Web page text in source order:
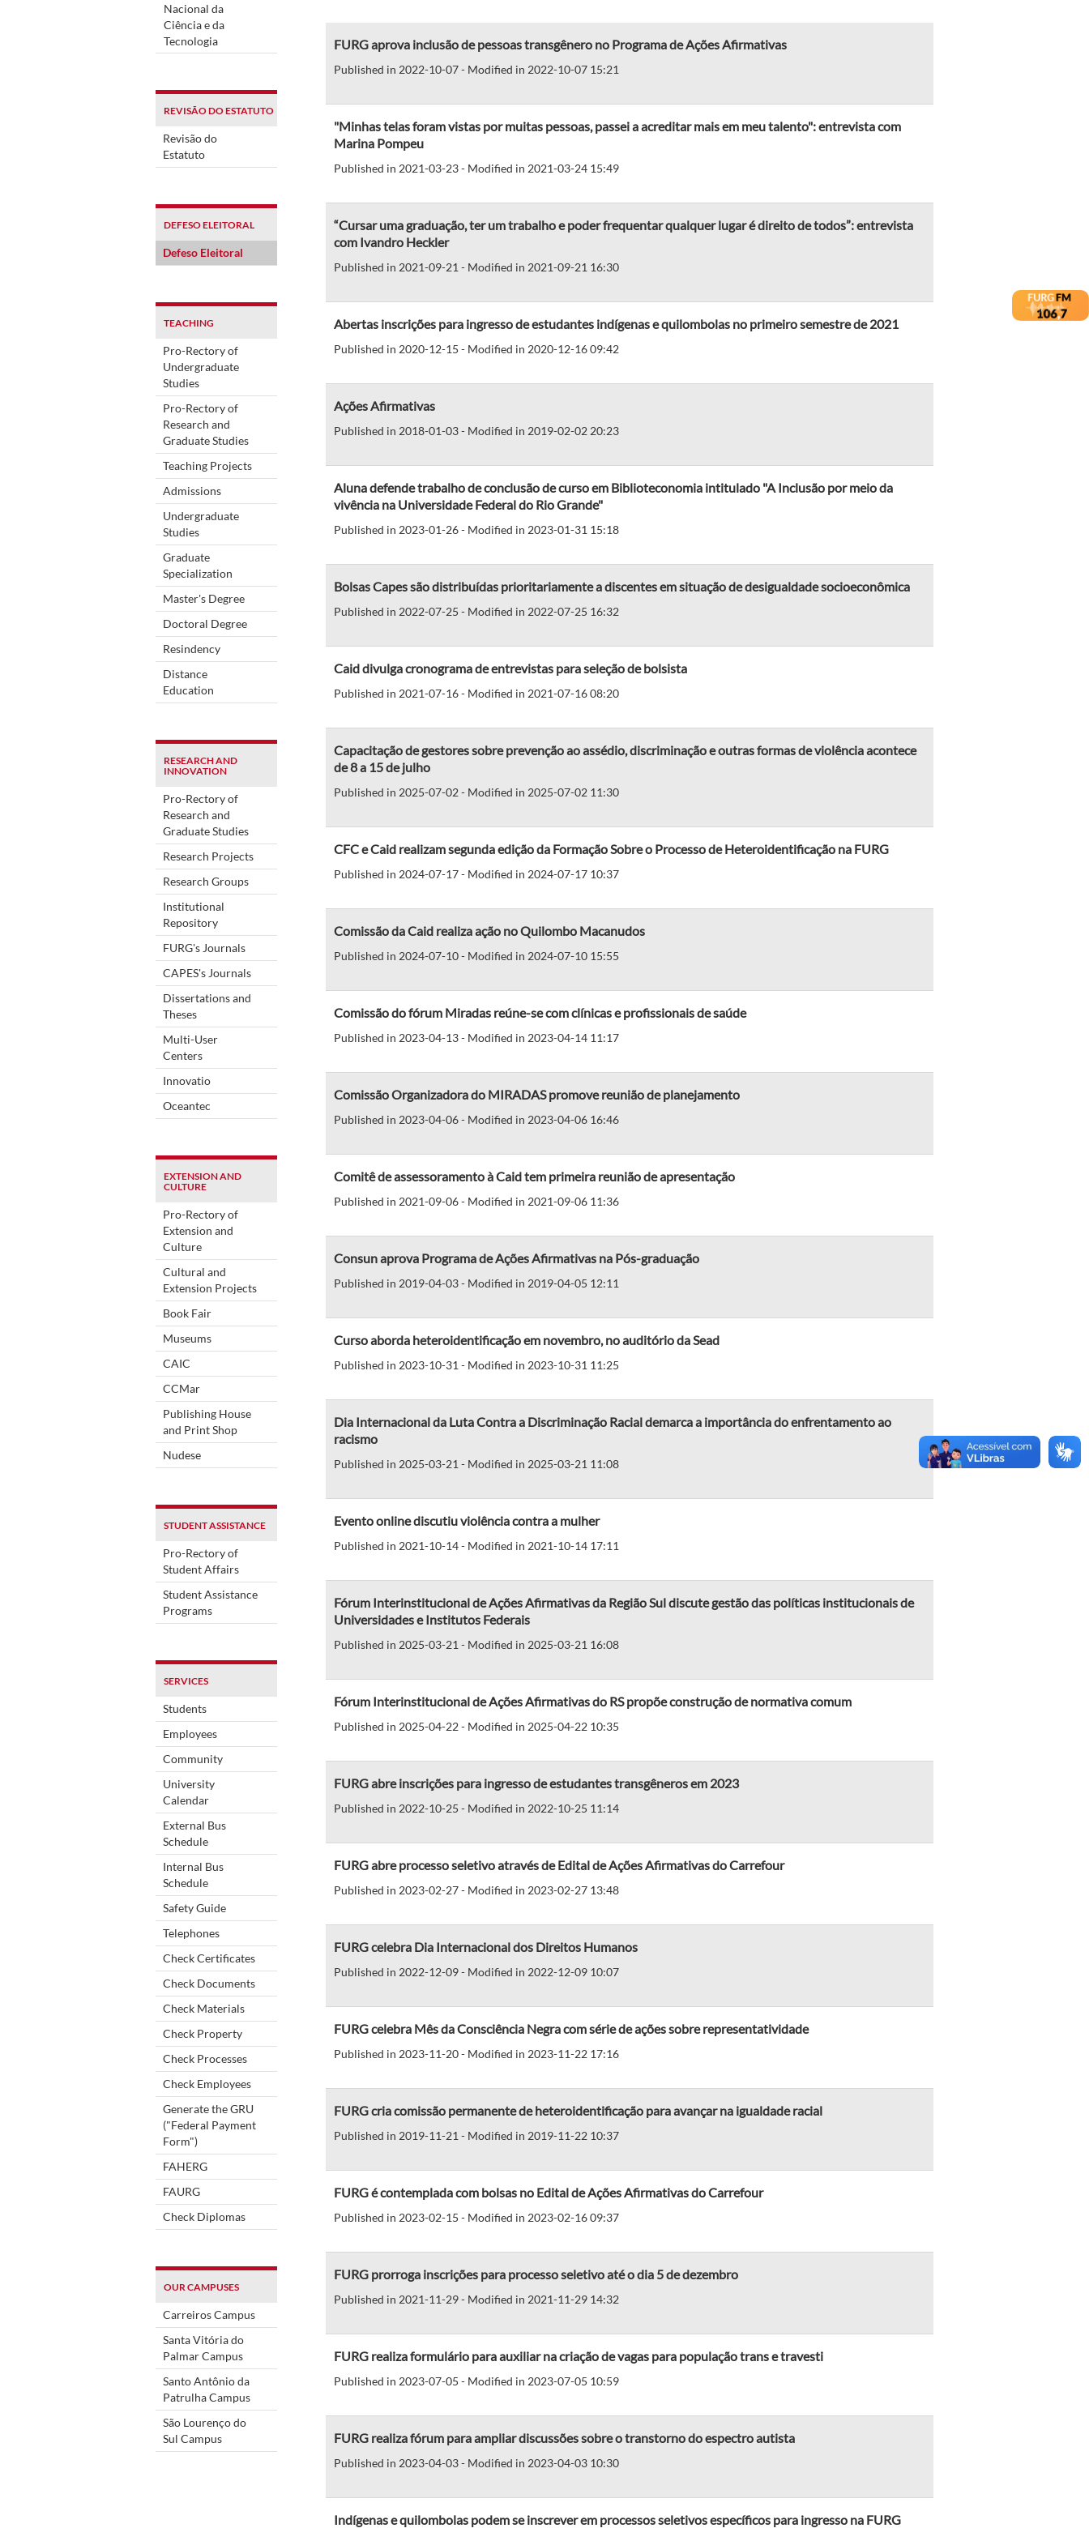
Nacional da
Ciência e da
Tecnologia
REVISÃO DO ESTATUTO
Revisão do
Estatuto
DEFESO ELEITORAL
Defeso Eleitoral
TEACHING
Pro-Rectory of
Undergraduate
Studies
Pro-Rectory of
Research and
Graduate Studies
Teaching Projects
Admissions
Undergraduate
Studies
Graduate
Specialization
Master's Degree
Doctoral Degree
Resindency
Distance
Education
RESEARCH AND
INNOVATION
Pro-Rectory of
Research and
Graduate Studies
Research Projects
Research Groups
Institutional
Repository
FURG's Journals
CAPES's Journals
Dissertations and
Theses
Multi-User
Centers
Innovatio
Oceantec
EXTENSION AND
CULTURE
Pro-Rectory of
Extension and
Culture
Cultural and
Extension Projects
Book Fair
Museums
CAIC
CCMar
Publishing House
and Print Shop
Nudese
STUDENT ASSISTANCE
Pro-Rectory of
Student Affairs
Student Assistance
Programs
SERVICES
Students
Employees
Community
University
Calendar
External Bus
Schedule
Internal Bus
Schedule
Safety Guide
Telephones
Check Certificates
Check Documents
Check Materials
Check Property
Check Processes
Check Employees
Generate the GRU
("Federal Payment
Form")
FAHERG
FAURG
Check Diplomas
OUR CAMPUSES
Carreiros Campus
Santa Vitória do
Palmar Campus
Santo Antônio da
Patrulha Campus
São Lourenço do
Sul Campus
FURG aprova inclusão de pessoas transgênero no Programa de Ações Afirmativas
Published in 2022-10-07 - Modified in 2022-10-07 15:21
"Minhas telas foram vistas por muitas pessoas, passei a acreditar mais em meu talento": entrevista com
Marina Pompeu
Published in 2021-03-23 - Modified in 2021-03-24 15:49
“Cursar uma graduação, ter um trabalho e poder frequentar qualquer lugar é direito de todos”: entrevista
com Ivandro Heckler
Published in 2021-09-21 - Modified in 2021-09-21 16:30
Abertas inscrições para ingresso de estudantes indígenas e quilombolas no primeiro semestre de 2021
Published in 2020-12-15 - Modified in 2020-12-16 09:42
Ações Afirmativas
Published in 2018-01-03 - Modified in 2019-02-02 20:23
Aluna defende trabalho de conclusão de curso em Biblioteconomia intitulado "A Inclusão por meio da
vivência na Universidade Federal do Rio Grande"
Published in 2023-01-26 - Modified in 2023-01-31 15:18
Bolsas Capes são distribuídas prioritariamente a discentes em situação de desigualdade socioeconômica
Published in 2022-07-25 - Modified in 2022-07-25 16:32
Caid divulga cronograma de entrevistas para seleção de bolsista
Published in 2021-07-16 - Modified in 2021-07-16 08:20
Capacitação de gestores sobre prevenção ao assédio, discriminação e outras formas de violência acontece
de 8 a 15 de julho
Published in 2025-07-02 - Modified in 2025-07-02 11:30
CFC e Caid realizam segunda edição da Formação Sobre o Processo de Heteroidentificação na FURG
Published in 2024-07-17 - Modified in 2024-07-17 10:37
Comissão da Caid realiza ação no Quilombo Macanudos
Published in 2024-07-10 - Modified in 2024-07-10 15:55
Comissão do fórum Miradas reúne-se com clínicas e profissionais de saúde
Published in 2023-04-13 - Modified in 2023-04-14 11:17
Comissão Organizadora do MIRADAS promove reunião de planejamento
Published in 2023-04-06 - Modified in 2023-04-06 16:46
Comitê de assessoramento à Caid tem primeira reunião de apresentação
Published in 2021-09-06 - Modified in 2021-09-06 11:36
Consun aprova Programa de Ações Afirmativas na Pós-graduação
Published in 2019-04-03 - Modified in 2019-04-05 12:11
Curso aborda heteroidentificação em novembro, no auditório da Sead
Published in 2023-10-31 - Modified in 2023-10-31 11:25
Dia Internacional da Luta Contra a Discriminação Racial demarca a importância do enfrentamento ao
racismo
Published in 2025-03-21 - Modified in 2025-03-21 11:08
Evento online discutiu violência contra a mulher
Published in 2021-10-14 - Modified in 2021-10-14 17:11
Fórum Interinstitucional de Ações Afirmativas da Região Sul discute gestão das políticas institucionais de
Universidades e Institutos Federais
Published in 2025-03-21 - Modified in 2025-03-21 16:08
Fórum Interinstitucional de Ações Afirmativas do RS propõe construção de normativa comum
Published in 2025-04-22 - Modified in 2025-04-22 10:35
FURG abre inscrições para ingresso de estudantes transgêneros em 2023
Published in 2022-10-25 - Modified in 2022-10-25 11:14
FURG abre processo seletivo através de Edital de Ações Afirmativas do Carrefour
Published in 2023-02-27 - Modified in 2023-02-27 13:48
FURG celebra Dia Internacional dos Direitos Humanos
Published in 2022-12-09 - Modified in 2022-12-09 10:07
FURG celebra Mês da Consciência Negra com série de ações sobre representatividade
Published in 2023-11-20 - Modified in 2023-11-22 17:16
FURG cria comissão permanente de heteroidentificação para avançar na igualdade racial
Published in 2019-11-21 - Modified in 2019-11-22 10:37
FURG é contemplada com bolsas no Edital de Ações Afirmativas do Carrefour
Published in 2023-02-15 - Modified in 2023-02-16 09:37
FURG prorroga inscrições para processo seletivo até o dia 5 de dezembro
Published in 2021-11-29 - Modified in 2021-11-29 14:32
FURG realiza formulário para auxiliar na criação de vagas para população trans e travesti
Published in 2023-07-05 - Modified in 2023-07-05 10:59
FURG realiza fórum para ampliar discussões sobre o transtorno do espectro autista
Published in 2023-04-03 - Modified in 2023-04-03 10:30
Indígenas e quilombolas podem se inscrever em processos seletivos específicos para ingresso na FURG